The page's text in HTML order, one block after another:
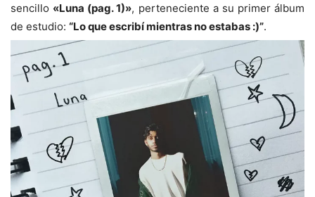
sencillo «Luna (pag. 1)», perteneciente a su primer álbum
de estudio: “Lo que escribí mientras no estabas :)”.